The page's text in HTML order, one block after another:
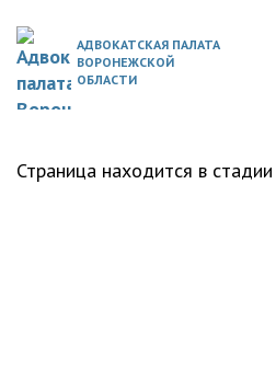
АДВОКАТСКАЯ ПАЛАТА
ВОРОНЕЖСКОЙ
ОБЛАСТИ
Страница находится в